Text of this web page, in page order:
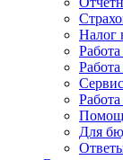
Налог
Для